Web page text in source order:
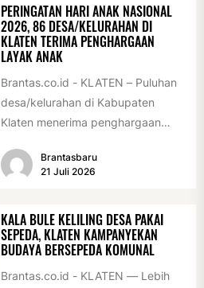
PERINGATAN HARI ANAK NASIONAL
2026, 86 DESA/KELURAHAN DI
KLATEN TERIMA PENGHARGAAN
LAYAK ANAK
Brantas.co.id - KLATEN – Puluhan
desa/kelurahan di Kabupaten
Klaten menerima penghargaan
2026. Penghargaan tersebut
Brantasbaru
21 Juli 2026
KALA BULE KELILING DESA PAKAI
SEPEDA, KLATEN KAMPANYEKAN
BUDAYA BERSEPEDA KOMUNAL
Brantas.co.id - KLATEN — Lebih